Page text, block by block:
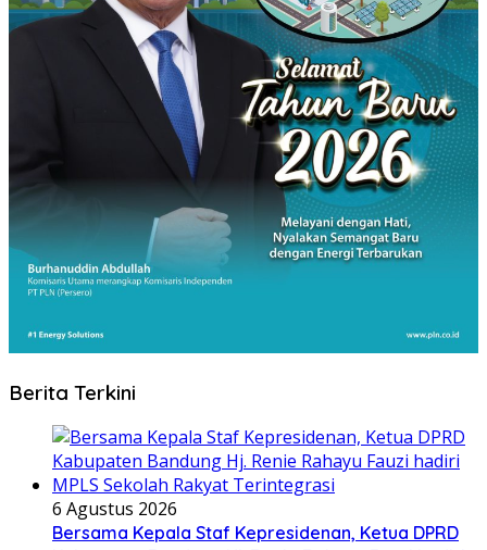
Berita Terkini
6 Agustus 2026
Bersama Kepala Staf Kepresidenan, Ketua DPRD